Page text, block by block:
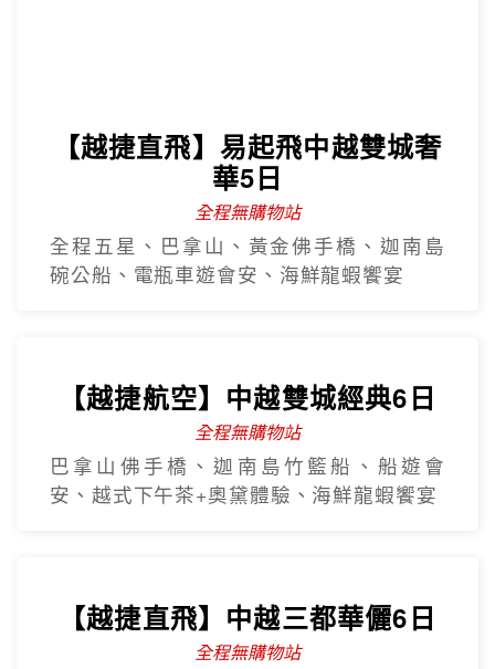
【越捷直飛】易起飛中越雙城奢
華5日
全程無購物站
全程五星、巴拿山、黃金佛手橋、迦南島
碗公船、電瓶車遊會安、海鮮龍蝦饗宴
【越捷航空】中越雙城經典6日
全程無購物站
巴拿山佛手橋、迦南島竹籃船、船遊會
安、越式下午茶+奧黛體驗、海鮮龍蝦饗宴
【越捷直飛】中越三都華儷6日
全程無購物站